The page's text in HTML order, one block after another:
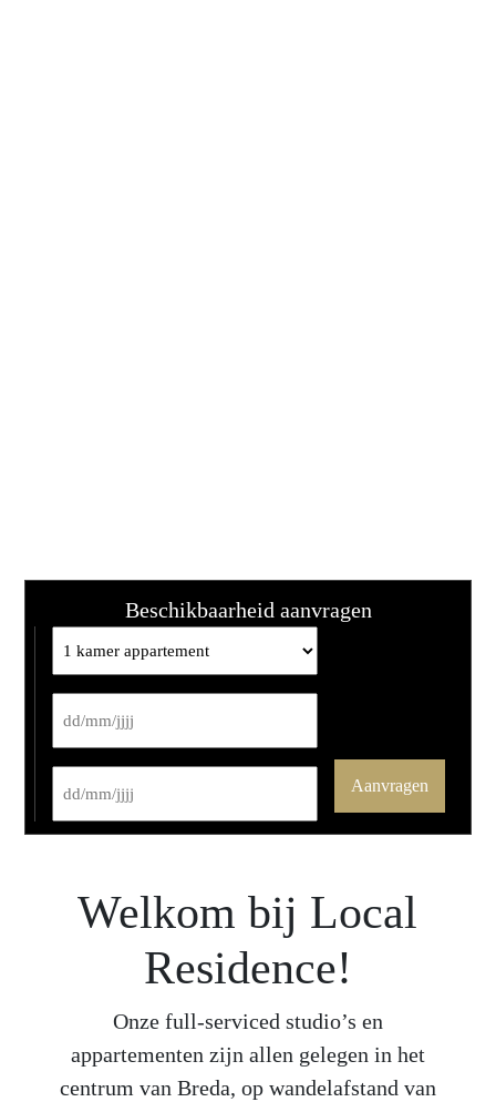
Beschikbaarheid aanvragen
slash
MM
slash
slash
slashWelkom bij Local
Residence!
Onze full-serviced studio’s en
appartementen zijn allen gelegen in het
centrum van Breda, op wandelafstand van